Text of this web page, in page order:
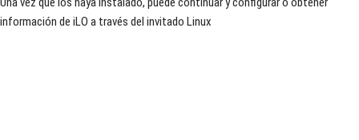
información de iLO a través del invitado Linux